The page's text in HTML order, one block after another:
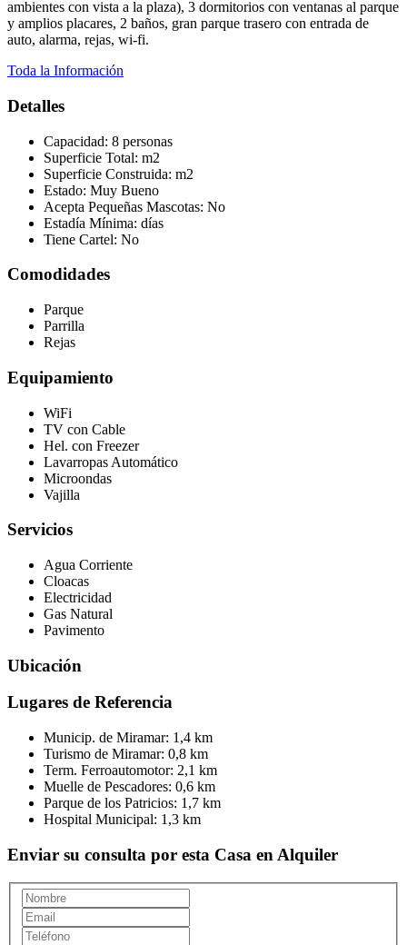
ambientes con vista a la plaza), 3 dormitorios con ventanas al parque
y amplios placares, 2 baños, gran parque trasero con entrada de
auto, alarma, rejas, wi-fi.
Toda la Información
Detalles
Capacidad: 8 personas
Superficie Total: m2
Superficie Construida: m2
Estado: Muy Bueno
Acepta Pequeñas Mascotas: No
Estadía Mínima: días
Tiene Cartel: No
Comodidades
Parque
Parrilla
Rejas
Equipamiento
WiFi
TV con Cable
Hel. con Freezer
Lavarropas Automático
Microondas
Vajilla
Servicios
Agua Corriente
Cloacas
Electricidad
Gas Natural
Pavimento
Ubicación
Lugares de Referencia
Municip. de Miramar: 1,4 km
Turismo de Miramar: 0,8 km
Term. Ferroautomotor: 2,1 km
Muelle de Pescadores: 0,6 km
Parque de los Patricios: 1,7 km
Hospital Municipal: 1,3 km
Enviar su consulta por esta Casa en Alquiler